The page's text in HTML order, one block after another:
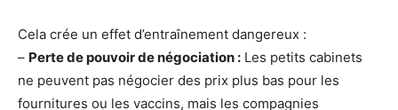
Cela crée un effet d’entraînement dangereux :
– Perte de pouvoir de négociation : Les petits cabinets
ne peuvent pas négocier des prix plus bas pour les
fournitures ou les vaccins, mais les compagnies